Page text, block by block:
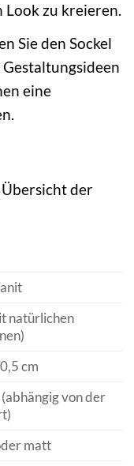
Look zu kreieren.
Sie den Sockel
eine
der
natürlichen
cm
(abhängig von der
matt